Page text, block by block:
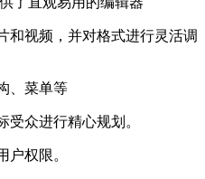
和视频，并对格式进行灵活调
、菜单等
众进行精心规划。
户权限。